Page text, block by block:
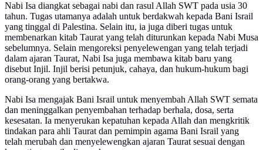
Nabi Isa diangkat sebagai nabi dan rasul Allah SWT pada usia 30
tahun. Tugas utamanya adalah untuk berdakwah kepada Bani Israil
yang tinggal di Palestina. Selain itu, ia juga diberi tugas untuk
membenarkan kitab Taurat yang telah diturunkan kepada Nabi Musa
sebelumnya. Selain mengoreksi penyelewengan yang telah terjadi
dalam ajaran Taurat, Nabi Isa juga membawa kitab baru yang
disebut Injil. Injil berisi petunjuk, cahaya, dan hukum-hukum bagi
orang-orang yang bertakwa.
Nabi Isa mengajak Bani Israil untuk menyembah Allah SWT semata
dan meninggalkan penyembahan terhadap berhala, dosa, serta
kesesatan. Ia menyerukan kepatuhan kepada Allah dan mengkritik
tindakan para ahli Taurat dan pemimpin agama Bani Israil yang
telah merubah dan menyelewengkan ajaran Taurat sesuai dengan